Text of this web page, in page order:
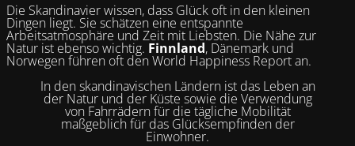
Die Skandinavier wissen, dass Glück oft in den kleinen
Dingen liegt. Sie schätzen eine entspannte
Arbeitsatmosphäre und Zeit mit Liebsten. Die Nähe zur
Natur ist ebenso wichtig. Finnland, Dänemark und
Norwegen führen oft den World Happiness Report an.
In den skandinavischen Ländern ist das Leben an
der Natur und der Küste sowie die Verwendung
von Fahrrädern für die tägliche Mobilität
maßgeblich für das Glücksempfinden der
Einwohner.